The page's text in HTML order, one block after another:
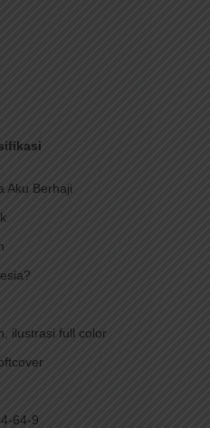
Aku Berhaji
ilustrasi full color
64-9